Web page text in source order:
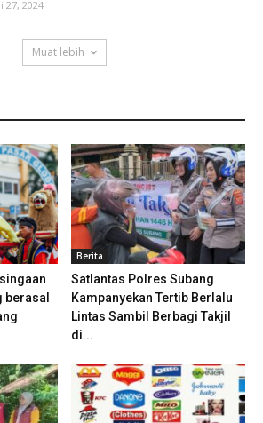
27, 2024
Muat lebih
berasal
Berita
Satlantas Polres Subang
Kampanyekan Tertib Berlalu
Lintas Sambil Berbagi Takjil
di...